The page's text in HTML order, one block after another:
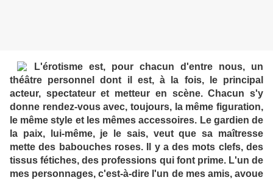
L'érotisme est, pour chacun d'entre nous, un
théâtre personnel dont il est, à la fois, le principal
acteur, spectateur et metteur en scène. Chacun s'y
donne rendez-vous avec, toujours, la même figuration,
le même style et les mêmes accessoires. Le gardien de
la paix, lui-même, je le sais, veut que sa maîtresse
mette des babouches roses. Il y a des mots clefs, des
tissus fétiches, des professions qui font prime. L'un de
mes personnages, c'est-à-dire l'un de mes amis, avoue